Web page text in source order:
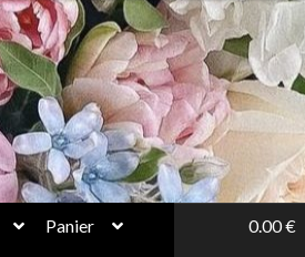
Panier 0.00€